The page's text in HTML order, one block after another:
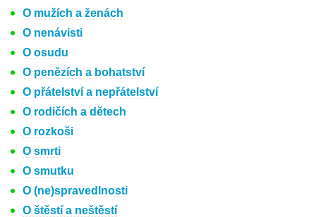
O mužích a ženách
O nenávisti
O osudu
O penězích a bohatství
O přátelství a nepřátelství
O rodičích a dětech
O rozkoši
O smrti
O smutku
O (ne)spravedlnosti
O štěstí a neštěstí